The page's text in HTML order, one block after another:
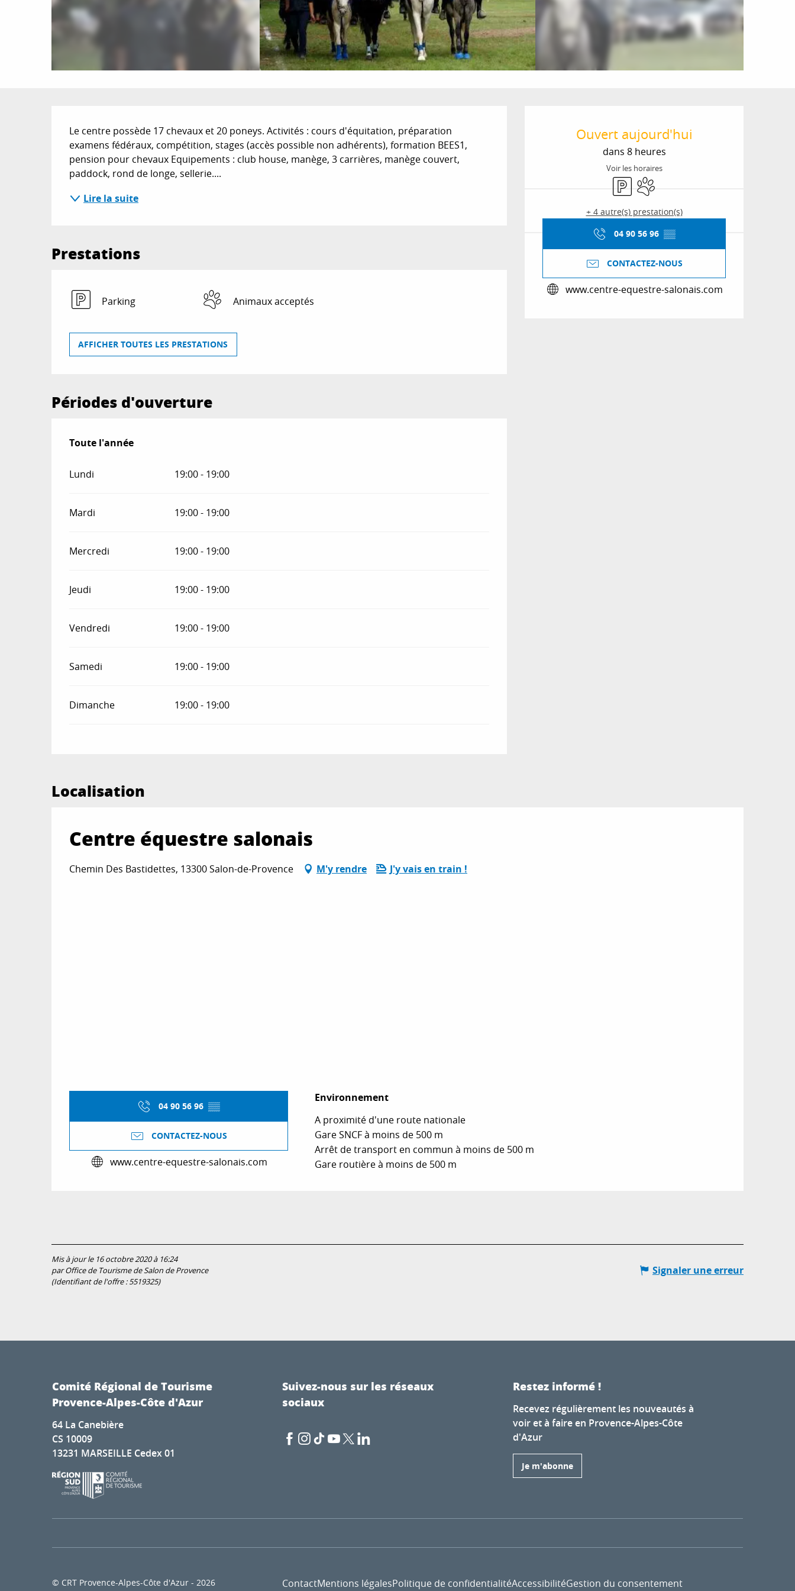
Ouverture et
Ouvert aujourd'hui
dans 8 heures
Voir les horaires
ParkingAnimaux acceptés
+ 4 autre(s) prestation(s)
04 90 56 96 ▒▒
CONTACTEZ-NOUS
www.centre-equestre-salonais.com
Description
Le centre possède 17 chevaux et 20 poneys. Activités : cours d'équitation, préparation
examens fédéraux, compétition, stages (accès possible non adhérents), formation BEES1,
pension pour chevaux Equipements : club house, manège, 3 carrières, manège couvert,
paddock, rond de longe, sellerie....
Lire la suite
Prestations
Parking Animaux acceptés
AFFICHER TOUTES LES PRESTATIONS
Périodes d'ouverture
Toute l'année
Toute l'année
Lundi 19:00 - 19:00
Mardi 19:00 - 19:00
Mercredi 19:00 - 19:00
Jeudi 19:00 - 19:00
Vendredi 19:00 - 19:00
Samedi 19:00 - 19:00
Dimanche 19:00 - 19:00
Localisation
Centre équestre salonais
Chemin Des Bastidettes, 13300 Salon-de-Provence M'y rendre J'y vais en train !
04 90 56 96 ▒▒
CONTACTEZ-NOUS
www.centre-equestre-salonais.com
Environnement
Environnement
A proximité d'une route nationale
Gare SNCF à moins de 500 m
Arrêt de transport en commun à moins de 500 m
Gare routière à moins de 500 m
Mis à jour le 16 octobre 2020 à 16:24
par Office de Tourisme de Salon de Provence
(Identifiant de l'offre :5519325)
Signaler une erreur
Comité Régional de Tourisme
Provence-Alpes-Côte d'Azur
64 La Canebière
CS 10009
13231 MARSEILLE Cedex 01
Suivez-nous sur les réseaux
sociaux
Restez informé !
Recevez régulièrement les nouveautés à
voir et à faire en Provence-Alpes-Côte
d'Azur
Je m'abonne
© CRT Provence-Alpes-Côte d'Azur - 2026 ContactMentions légalesPolitique de confidentialitéAccessibilitéGestion du consentement